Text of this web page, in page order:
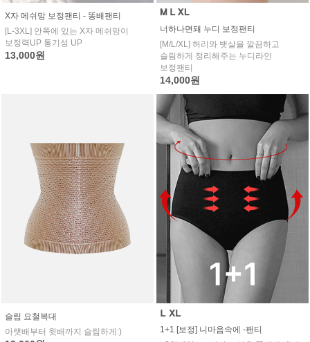
X자 메쉬망 보정팬티 - 똥배팬티
[L-3XL] 안쪽에 있는 X자 메쉬망이
보정력UP 통기성 UP
13,000원
너하나면돼 누디 보정팬티
[M/L/XL] 허리와 뱃살을 깔끔하고
슬림하게 정리해주는 누디라인
보정팬티
14,000원
슬림 요철복대
아랫배부터 윗배까지 슬림하게:)
1+1 [보정] 니마음속에 -팬티